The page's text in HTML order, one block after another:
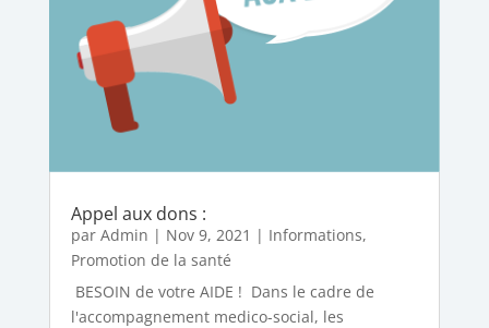
Appel aux dons :
par Admin | Nov 9, 2021 | Informations,
Promotion de la santé
BESOIN de votre AIDE ! Dans le cadre de
l'accompagnement medico-social, les